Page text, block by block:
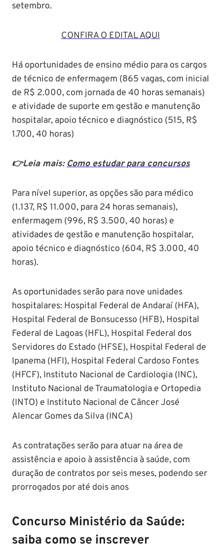
setembro.
CONFIRA O EDITAL AQUI
Há oportunidades de ensino médio para os cargos
de técnico de enfermagem (865 vagas, com inicial
de R$ 2.000, com jornada de 40 horas semanais)
e atividade de suporte em gestão e manutenção
hospitalar, apoio técnico e diagnóstico (515, R$
1.700, 40 horas)
👉Leia mais:Como estudar para concursos
Para nível superior, as opções são para médico
(1.137, R$ 11.000, para 24 horas semanais),
enfermagem (996, R$ 3.500, 40 horas) e
atividades de gestão e manutenção hospitalar,
apoio técnico e diagnóstico (604, R$ 3.000, 40
horas).
As oportunidades serão para nove unidades
hospitalares: Hospital Federal de Andaraí (HFA),
Hospital Federal de Bonsucesso (HFB), Hospital
Federal de Lagoas (HFL), Hospital Federal dos
Servidores do Estado (HFSE), Hospital Federal de
Ipanema (HFI), Hospital Federal Cardoso Fontes
(HFCF), Instituto Nacional de Cardiologia (INC),
Instituto Nacional de Traumatologia e Ortopedia
(INTO) e Instituto Nacional de Câncer José
Alencar Gomes da Silva (INCA)
As contratações serão para atuar na área de
assistência e apoio à assistência à saúde, com
duração de contratos por seis meses, podendo ser
prorrogados por até dois anos
Concurso Ministério da Saúde:
saiba como se inscrever